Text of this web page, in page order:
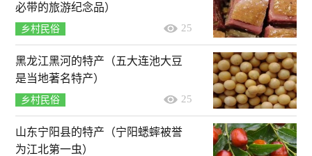
必带的旅游纪念品）
乡村民俗 25
黑龙江黑河的特产（五大连池大豆
是当地著名特产）
乡村民俗 25
山东宁阳县的特产（宁阳蟋蟀被誉
为江北第一虫）